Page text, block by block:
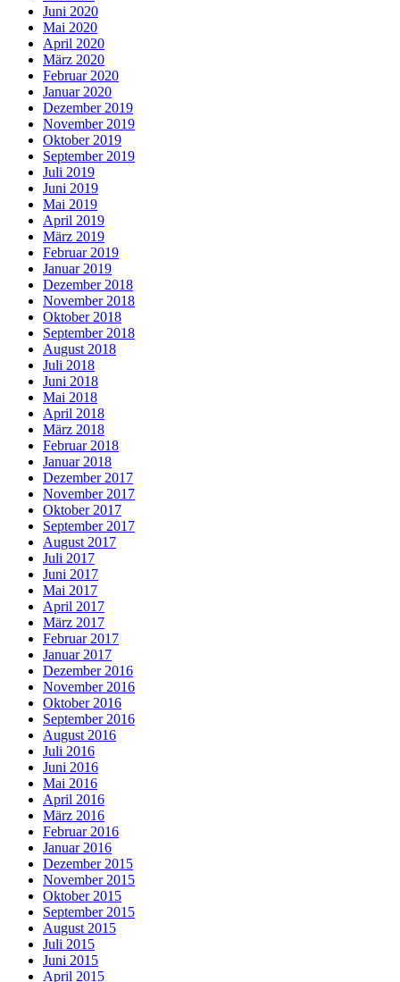
Juni 2020
Mai 2020
April 2020
März 2020
Februar 2020
Januar 2020
Dezember 2019
November 2019
Oktober 2019
September 2019
Juli 2019
Juni 2019
Mai 2019
April 2019
März 2019
Februar 2019
Januar 2019
Dezember 2018
November 2018
Oktober 2018
September 2018
August 2018
Juli 2018
Juni 2018
Mai 2018
April 2018
März 2018
Februar 2018
Januar 2018
Dezember 2017
November 2017
Oktober 2017
September 2017
August 2017
Juli 2017
Juni 2017
Mai 2017
April 2017
März 2017
Februar 2017
Januar 2017
Dezember 2016
November 2016
Oktober 2016
September 2016
August 2016
Juli 2016
Juni 2016
Mai 2016
April 2016
März 2016
Februar 2016
Januar 2016
Dezember 2015
November 2015
Oktober 2015
September 2015
August 2015
Juli 2015
Juni 2015
April 2015